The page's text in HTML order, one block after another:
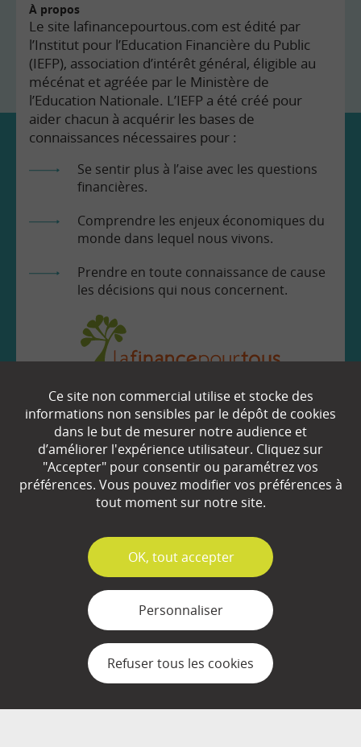
À propos
Le site lafinancepourtous.com est édité par
l’Institut pour l’Education Financière du Public
(IEFP), association d’intérêt général, éligible au
mécénat et agréée par le Ministère de
l’Education Nationale. L’IEFP a été créé pour
aider chacun à acquérir les bases de
connaissances nécessaires pour :
Se sentir plus à l’aise avec les questions
financières.
Comprendre les enjeux économiques du
monde dans lequel nous vivons.
Prendre en toute connaissance de cause
les décisions qui nous concernent.
EN SAVOIR
Qui sommes-nous ?
Partenaires
Plan du site
Mentions légales
Gestion des cookies
Ce site non commercial utilise et stocke des
informations non sensibles par le dépôt de cookies
dans le but de mesurer notre audience et
d’améliorer l'expérience utilisateur. Cliquez sur
"Accepter" pour consentir ou paramétrez vos
préférences. Vous pouvez modifier vos préférences à
tout moment sur notre site.
✓
OK, tout accepter
Personnaliser
Refuser tous les cookies